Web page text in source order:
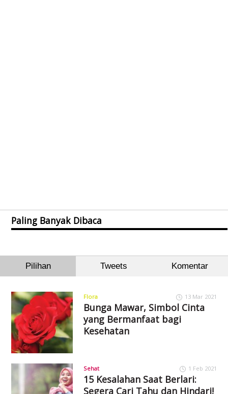
Paling Banyak Dibaca
Pilihan Tweets Komentar
Flora 13 Mar 2021
Bunga Mawar, Simbol Cinta
yang Bermanfaat bagi
Kesehatan
Sehat 1 Feb 2021
15 Kesalahan Saat Berlari:
Segera Cari Tahu dan Hindari!